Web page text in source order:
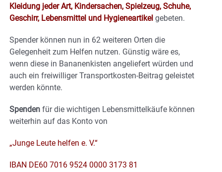
Kleidung jeder Art, Kindersachen, Spielzeug, Schuhe,
Geschirr, Lebensmittel und Hygieneartikel gebeten.
Spender können nun in 62 weiteren Orten die
Gelegenheit zum Helfen nutzen. Günstig wäre es,
wenn diese in Bananenkisten angeliefert würden und
auch ein freiwilliger Transportkosten-Beitrag geleistet
werden könnte.
Spenden für die wichtigen Lebensmittelkäufe können
weiterhin auf das Konto von
„Junge Leute helfen e. V.“
IBAN DE60 7016 9524 0000 3173 81